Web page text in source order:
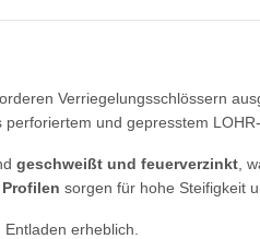
Verriegelungsschlössern
und gepresstem
geschweißt und feuerverzinkt ,
sorgen für hohe Steifigkeit
erheblich.